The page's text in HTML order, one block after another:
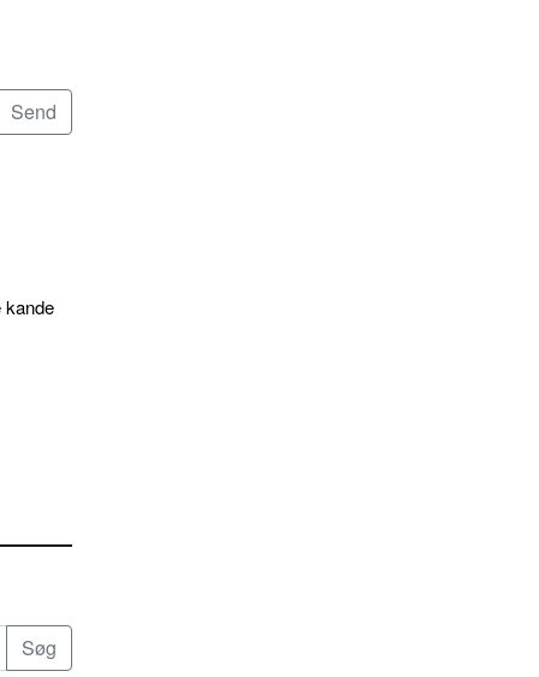
kande